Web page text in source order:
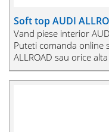
Soft top AUDI
Vand piese interior
Puteti comanda online
ALLROAD sau orice